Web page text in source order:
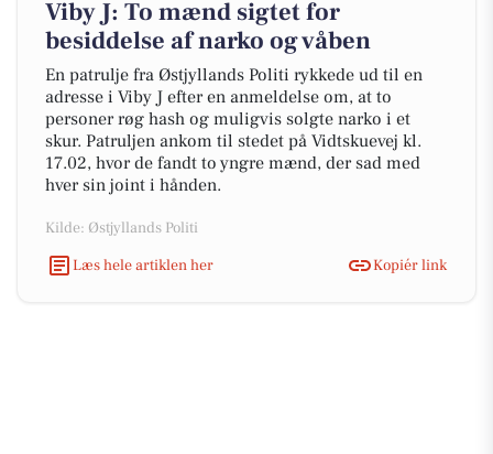
Viby J: To mænd sigtet for
besiddelse af narko og våben
En patrulje fra Østjyllands Politi rykkede ud til en
adresse i Viby J efter en anmeldelse om, at to
personer røg hash og muligvis solgte narko i et
skur. Patruljen ankom til stedet på Vidtskuevej kl.
17.02, hvor de fandt to yngre mænd, der sad med
hver sin joint i hånden.
Kilde: Østjyllands Politi
Læs hele artiklen her
Kopiér link